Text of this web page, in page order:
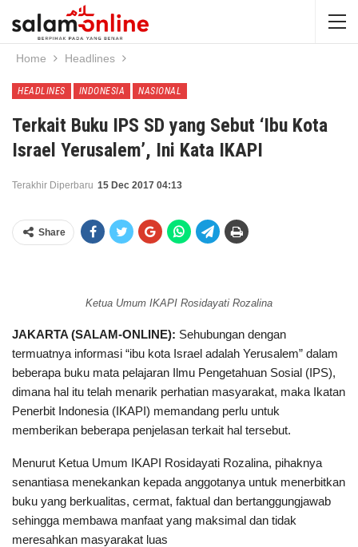
Home Headlines
HEADLINES INDONESIA NASIONAL
Terkait Buku IPS SD yang Sebut ‘Ibu Kota
Israel Yerusalem’, Ini Kata IKAPI
Terakhir Diperbaru 15 Dec 2017 04:13
Share
Ketua Umum IKAPI Rosidayati Rozalina
JAKARTA (SALAM-ONLINE): Sehubungan dengan
termuatnya informasi “ibu kota Israel adalah Yerusalem” dalam
beberapa buku mata pelajaran Ilmu Pengetahuan Sosial (IPS),
dimana hal itu telah menarik perhatian masyarakat, maka Ikatan
Penerbit Indonesia (IKAPI) memandang perlu untuk
memberikan beberapa penjelasan terkait hal tersebut.
Menurut Ketua Umum IKAPI Rosidayati Rozalina, pihaknya
senantiasa menekankan kepada anggotanya untuk menerbitkan
buku yang berkualitas, cermat, faktual dan bertanggungjawab
sehingga membawa manfaat yang maksimal dan tidak
meresahkan masyarakat luas